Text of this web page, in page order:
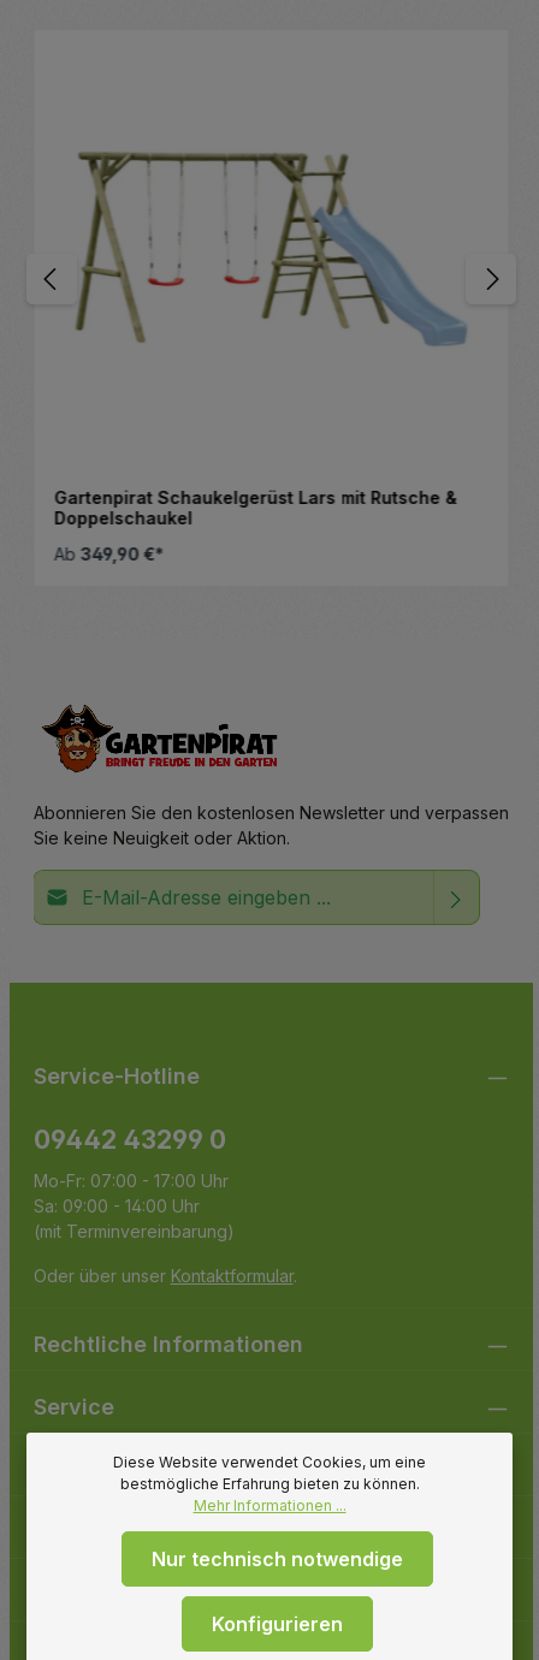
Gartenpirat Metallschaukel-Gerüst für
Einzelschaukel im Garten
89,90 €*
Abonnieren Sie den kostenlosen Newsletter und verpassen
Sie keine Neuigkeit oder Aktion.
E-Mail-Adresse*
Service-Hotline
09442 43299 0
Mo-Fr: 07:00 - 17:00 Uhr
Sa: 09:00 - 14:00 Uhr
(mit Terminvereinbarung)
Oder über unser Kontaktformular.
Rechtliche Informationen
Service
Gartenpirat
Folge uns
Zahlungsarten
Diese Website verwendet Cookies, um eine
bestmögliche Erfahrung bieten zu können.
Mehr Informationen ...
Nur technisch notwendige
Konfigurieren